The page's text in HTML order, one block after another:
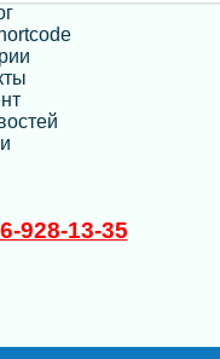
928-13-35